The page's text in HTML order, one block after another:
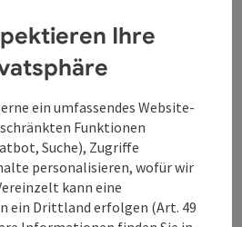
emotionaler. Und
Münchner seit jeher
spürbar: eingängige Melodien,
und Beine gleichermaßen
vertraut.
Thomas Lindner, der gewohnt
und Keyboard pendelt,
- flankiert vom
Frontmann Till Herence, der
Ihre
ein umfassendes Website-
Funktionen
Suche), Zugriffe
personalisieren, wofür wir
kann eine
ein Drittland erfolgen (Art. 49